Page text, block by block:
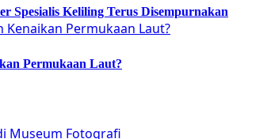
Spesialis Keliling Terus Disempurnakan
Permukaan Laut?